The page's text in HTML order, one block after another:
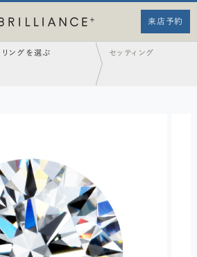
来店予約
リングを選ぶ セッティング